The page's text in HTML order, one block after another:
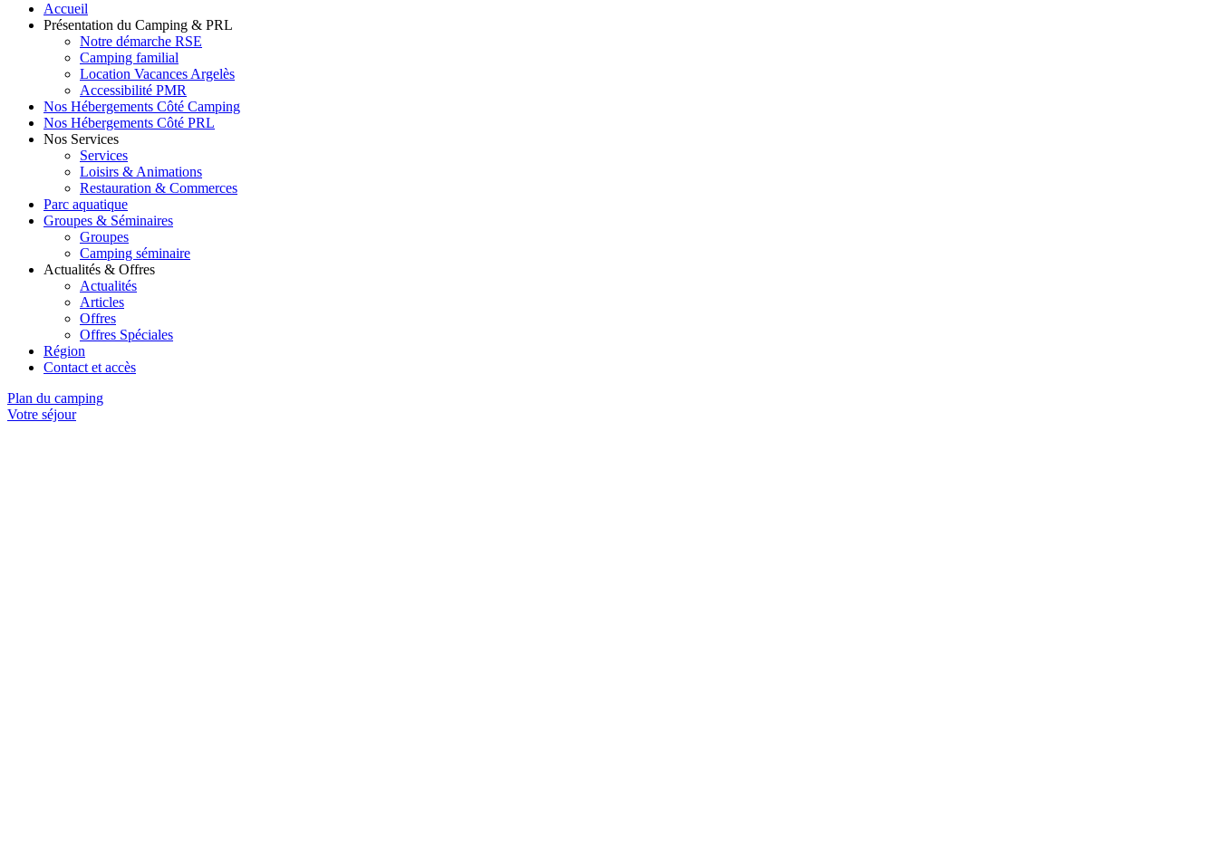
Accueil
Présentation du Camping & PRL
Notre démarche RSE
Camping familial
Location Vacances Argelès
Accessibilité PMR
Nos Hébergements Côté Camping
Nos Hébergements Côté PRL
Nos Services
Services
Loisirs & Animations
Restauration & Commerces
Parc aquatique
Groupes & Séminaires
Groupes
Camping séminaire
Actualités & Offres
Actualités
Articles
Offres
Offres Spéciales
Région
Contact et accès
Plan du camping
Votre séjour